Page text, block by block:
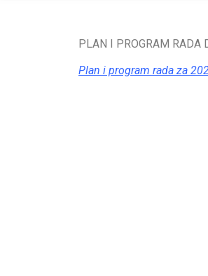
PLAN I PROGRAM RADA
Plan i program rada za